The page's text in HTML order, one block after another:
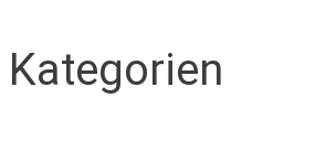
Kategorien